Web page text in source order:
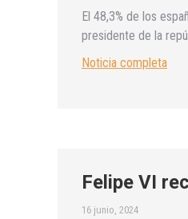
El 48,3% de los
presidente de la
Noticia completa
Felipe VI
16 junio, 2024